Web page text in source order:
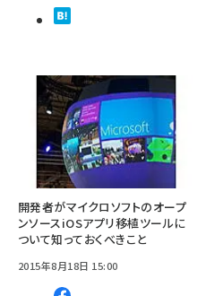
開発者がマイクロソフトのオープ
ンソースiOSアプリ移植ツールに
ついて知っておくべきこと
2015年8月18日 15:00